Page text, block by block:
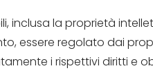
inclusa la proprietà
essere regolato dai
i rispettivi diritti e